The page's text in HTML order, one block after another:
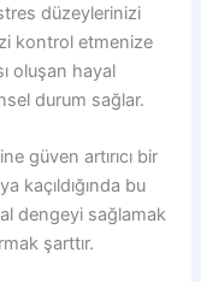
düzeylerinizi
kontrol etmenize
oluşan hayal
durum sağlar.
güven artırıcı bir
kaçıldığında bu
dengeyi sağlamak
şarttır.